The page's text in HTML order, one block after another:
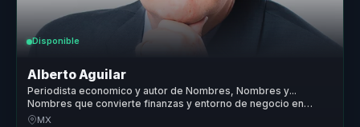
Disponible
Alberto Aguilar
Periodista economico y autor de Nombres, Nombres y...
Nombres que convierte finanzas y entorno de negocio en
claridad para lideres.
MX